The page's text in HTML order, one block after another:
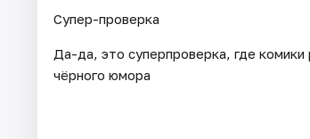
Супер-проверка
Да-да, это суперпроверка, где
чёрного юмора